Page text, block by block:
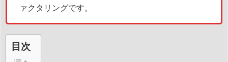
ァクタリングです。
目次